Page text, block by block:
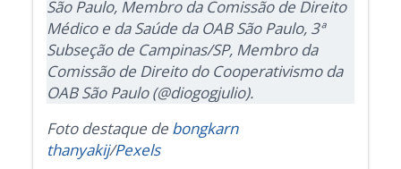
São Paulo, Membro da Comissão de Direito
Médico e da Saúde da OAB São Paulo, 3ª
Subseção de Campinas/SP, Membro da
Comissão de Direito do Cooperativismo da
OAB São Paulo (@diogogjulio).
Foto destaque de bongkarn
thanyakij/Pexels